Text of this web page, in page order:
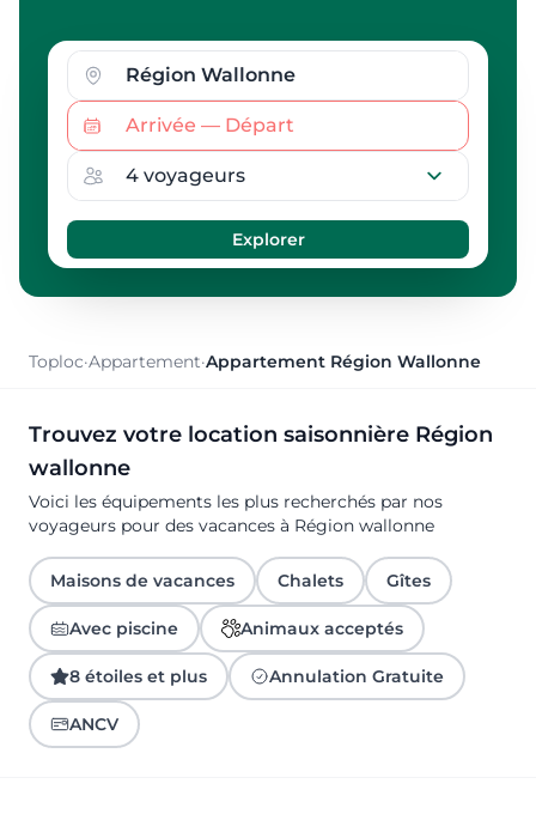
Toploc·Appartement·Appartement Région Wallonne
Trouvez votre location saisonnière Région
wallonne
Voici les équipements les plus recherchés par nos
voyageurs pour des vacances à Région wallonne
Maisons de vacances Chalets Gîtes
Avec piscine Animaux acceptés
8 étoiles et plus Annulation Gratuite
ANCV